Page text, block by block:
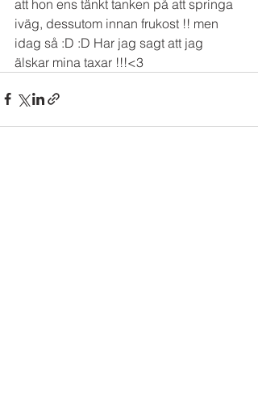
att hon ens tänkt tanken på att springa
iväg, dessutom innan frukost !! men
idag så :D :D Har jag sagt att jag
älskar mina taxar !!!<3